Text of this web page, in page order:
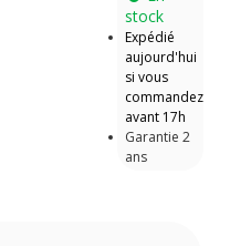
stock
Expédié
aujourd'hui
si vous
commandez
avant 17h
Garantie 2
ans